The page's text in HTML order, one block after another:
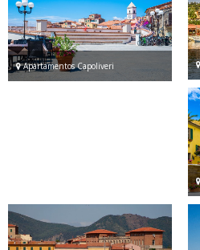
Apartamentos Capoliveri